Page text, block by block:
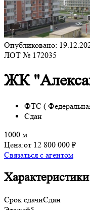
Опубликовано:
ЛОТ № 172035
ЖК
ФТС (
Сдан
1000 м
Цена:от 12 800 000 ₽
Связаться с агентом
Срок сдачиСдан